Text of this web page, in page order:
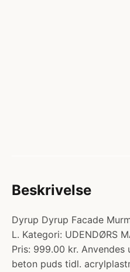
Beskrivelse
Dyrup Dyrup Facade
L. Kategori: UDENDØRS
Pris: 999.00 kr.
beton puds tidl.